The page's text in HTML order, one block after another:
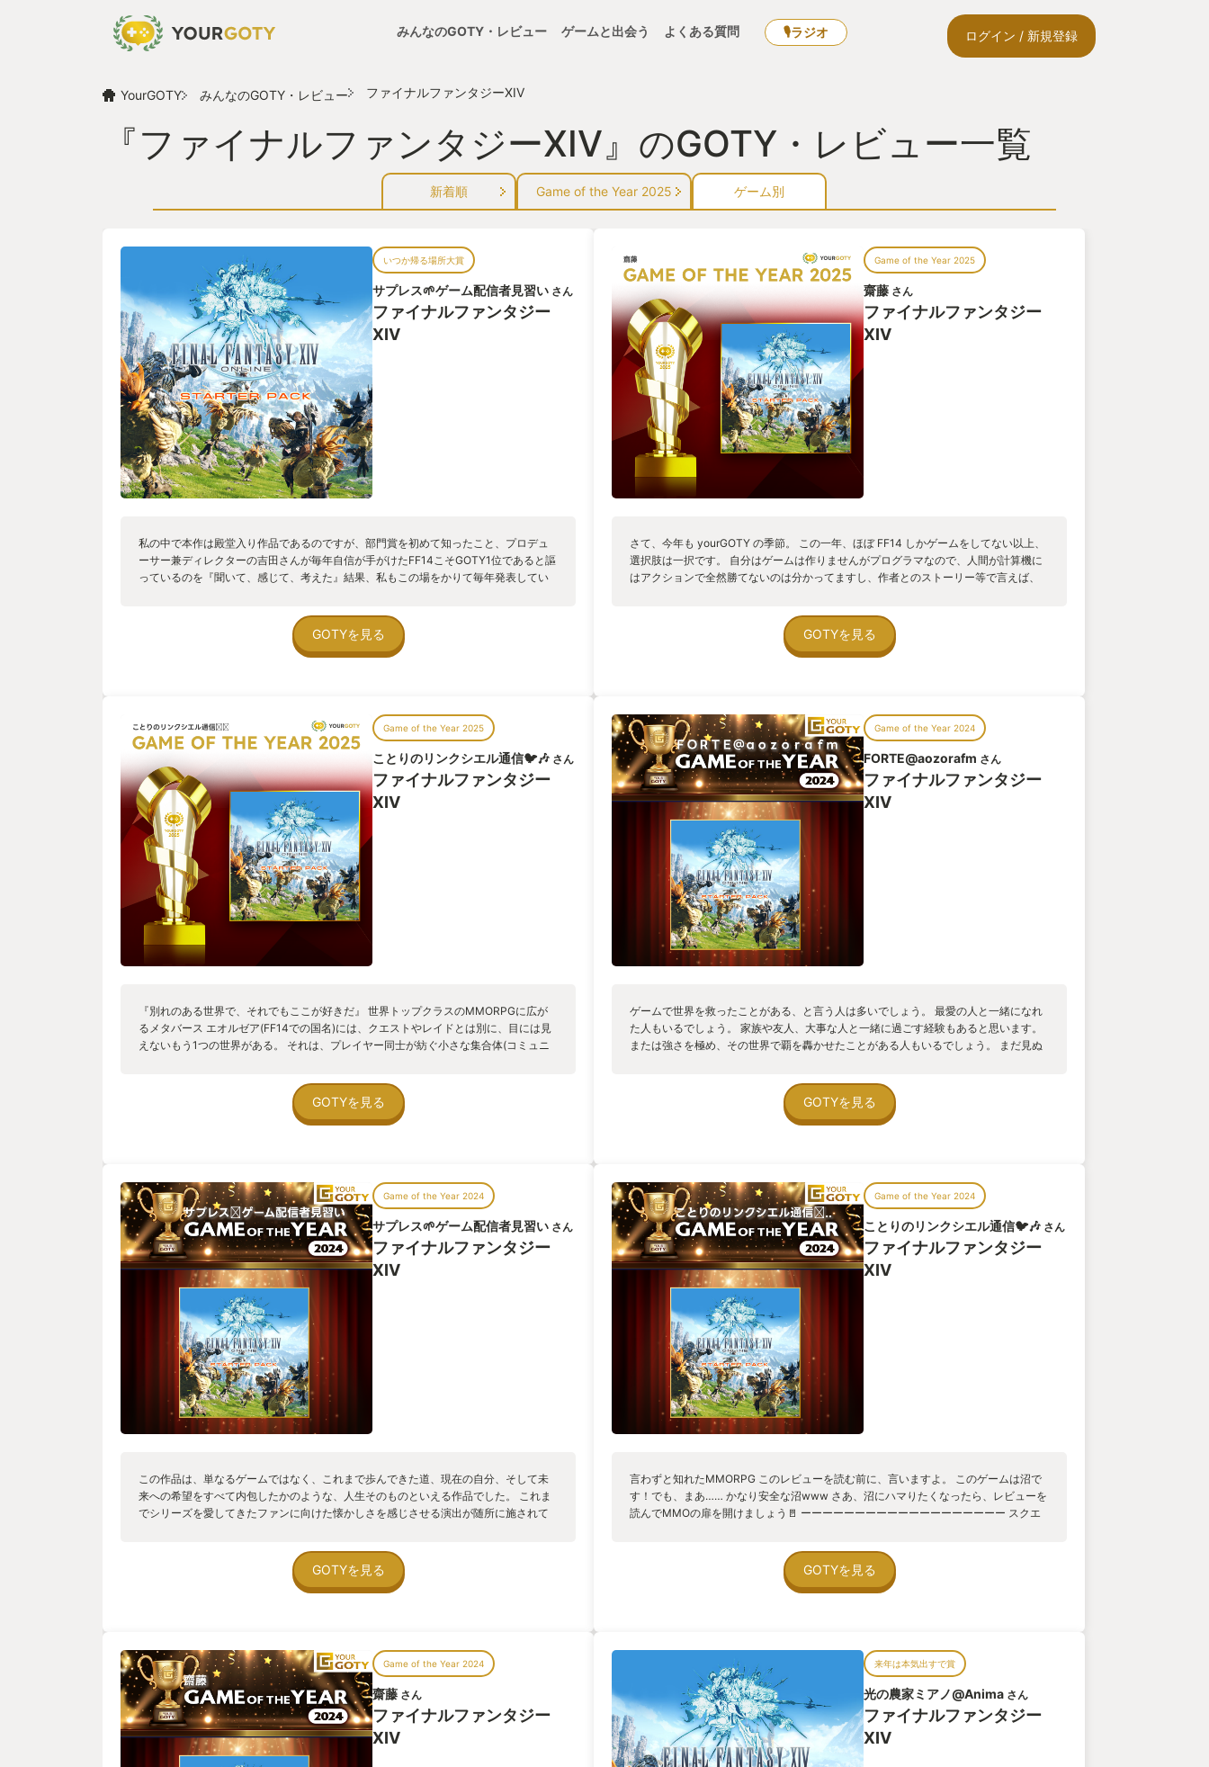
みんなのGOTY・レビュー ゲームと出会う よくある質問 🎙ラジオ ログイン / 新規登録
YourGOTY みんなのGOTY・レビュー ファイナルファンタジーXIV
『ファイナルファンタジーXIV』のGOTY・レビュー一覧
新着順 Game of the Year 2025 ゲーム別
いつか帰る場所大賞
サプレス🌱ゲーム配信者見習い さん
ファイナルファンタジー
XIV
私の中で本作は殿堂入り作品であるのですが、部門賞を初めて知ったこと、プロデュ
ーサー兼ディレクターの吉田さんが毎年自信が手がけたFF14こそGOTY1位であると謳
っているのを『聞いて、感じて、考えた』結果、私もこの場をかりて毎年発表してい
GOTYを見る
Game of the Year 2025
齋藤 さん
ファイナルファンタジー
XIV
さて、今年も yourGOTY の季節。 この一年、ほぼ FF14 しかゲームをしてない以上、
選択肢は一択です。 自分はゲームは作りませんがプログラマなので、人間が計算機に
はアクションで全然勝てないのは分かってますし、作者とのストーリー等で言えば、
そして、今年も FF14 を超える MMO には遭遇せず、そのまま月謝を払っているとい
う状態です。 とにかく10年分のコンテンツがあり、そこでストーリーを楽しみ（開発
に回している場が、このゲームの一番の核と思ってます。 これ、簡単そうに見えます
が、実はとても難しいバランスで成しえており、運営の長年の知恵と工夫が最近よう
やく垣間見える様になり、そこも楽しめます。 まだまだジョブのカンストが2/3程度な
ので、恐らく来年もここには FF14 のレビューを書きます。FF14 を急に超える MMO
が出て来るとは思えず... ではまた来年！
GOTYを見る
Game of the Year 2025
ことりのリンクシエル通信🐦🎶 さん
ファイナルファンタジー
XIV
『別れのある世界で、それでもここが好きだ』 世界トップクラスのMMORPGに広が
るメタバース エオルゼア(FF14での国名)には、クエストやレイドとは別に、目には見
えないもう1つの世界がある。 それは、プレイヤー同士が紡ぐ小さな集合体(コミュニ
理由を聞けないまま、最後の「またね」が永遠になることもある。 その喪失感は、現
実のそれと何も変わらない。 むしろ、もう1人の私が生きている世界だからこそ、胸に
この世界では、私が私でいられる。 エオルゼアで過ごした時間は、ただのゲームの記
録じゃない。 ログイン画面を見る度、胸の奥が少しだけ温かくなる。ここは何時でも
帰ってきたいと思える場所だ。 だから今日も、私はここにいる。 そして過ぎ去った
日々を胸に抱きながら 冒険はどこまでだって続いていく
GOTYを見る
Game of the Year 2024
FORTE@aozorafm さん
ファイナルファンタジー
XIV
ゲームで世界を救ったことがある、と言う人は多いでしょう。 最愛の人と一緒になれ
た人もいるでしょう。 家族や友人、大事な人と一緒に過ごす経験もあると思います。
または強さを極め、その世界で覇を轟かせたことがある人もいるでしょう。 まだ見ぬ
FANTASY XIVには少なくとも人を1人救う、幻想(ファンタジー)と現実(リアル)両方の
魅力があるのです。 まずは、ファンタジーの魅力について紹介したいと思います。 そ
ます。 それは最初にリリースされたFF14(根性版)はお世辞にもFFナンバリングタイト
ルとしては、FFらしさがカケラもないゲームとなっていました。 チョコボは「馬鳥」
であり、最初時はナイトや竜騎士などのジョブも存在しませんでした(のちのバージョ
ンアップで実装) そんなFF14がいまやクリスタルを中心に置いたストーリー、召喚獣
(蛮神)、剣と魔法の中世ファンタジー、はるか古代にあった今より優れた魔法や機械の
超文明、飛空挺、ジョブ・アビリティ、(MMOにしては)美麗なグラフィックなどFFら
しさ全開となっています。 FFファンならずとも、ファンタジーってこういうもの、フ
ァンタジーといえばこう、という王道となっていると思います。 そこにはとっつきに
くい造語のオンパレードや、よく分からない複雑な世界設定などはありません。 老若
男女を問わず、FFを知っている・知らないを問わず、ファンタジーに詳しいかどうか
も問わず、入りやすい魅力的な世界観だと思います。 次に現実の魅力について紹介し
ます。ゲームにとって現実的な魅力が存在するのか、また必要なのかと言う話もある
かもしれません。 ゲームというコンテンツはエンタメであり、人の手によって生み出
されます。この生み出された過程、そして生まれてからの生き様にプレイヤー(光の戦
士=ヒカセン)を惹きつけてやまない魅力があります。エンタメであるゲームの開発・
運営・コミュニティがエンタメでもあるのです。 初回リリース時の根性版はFFらしさ
むしろ失敗だった、と言ってしまっても過言ではないかもしれません。それくらい完
成度が低い状態だったのです。つまり、プロジェクトとしては失敗している状態でし
た。 まさにその頃、私も仕事では失敗プロジェクト続きで残業に次ぐ残業、休出続き
の作り直し、新生版の開発。 プロジェクトを失敗したままで終わらせない、FFという
フランチャイズ、ファンタジーへの期待にもう一度応えるための英断。 その結果はす
でに出ています。 十年を超える長期シリーズとなり、freee to play(基本無料)が当たり
は仕事において失意のどん底にいた私に、上手くいくプロジェクトもあるんだ！プロ
ジェクトを成功させるために僕にもできることがあるんだ！と希望を持たせるのは十
分すぎる出来事でした。 そこからゲームでもリアルでも私は冒険を続けています。続
けられています。 そう、このゲームはネトゲであるとか、MMOであるとか、FAINAL
FANTASYであるとか以前に、一介の冒険者が(ヒカセン自身も)見知らぬ場所を冒険し
続けるゲームなのです。 最後にこのゲームでもっとも好きなセリフを紹介します。
「冒険は どこまでだって続いていくー」 今年Version7となる拡張パッケージがリリー
GOTYを見る
Game of the Year 2024
サプレス🌱ゲーム配信者見習い さん
ファイナルファンタジー
XIV
この作品は、単なるゲームではなく、これまで歩んできた道、現在の自分、そして未
来への希望をすべて内包したかのような、人生そのものといえる作品でした。 これま
でシリーズを愛してきたファンに向けた懐かしさを感じさせる演出が随所に施されて
きるのが感動的でした。 「これまでの集大成」と「これからの幕開け」が見事に融合
したこの作品は、すべてのゲーマーに体験してほしい最高の一本です！
GOTYを見る
Game of the Year 2024
ことりのリンクシエル通信🐦🎶 さん
ファイナルファンタジー
XIV
言わずと知れたMMORPG このレビューを読む前に、言いますよ。 このゲームは沼で
す！でも、まあ…… かなり安全な沼www さあ、沼にハマりたくなったら、レビューを
読んでMMOの扉を開けましょう🚪 ーーーーーーーーーーーーーーーーーーー スクエ
分の家になることです。ゲームを離れてる人も、やはり戻ってきてくれるのは、実家
を離れてもたまに帰省する感じと似ています🏡 ストーリーの壮大さは群を抜いてます
雀も？！ ソロでも遊べるし、48人？もっとでも？同じコンテンツで遊べます！ キャラ
クリは楽しいし、お気に入りの装備でSSとってSNSに上げるだけの人も山のようにい
ますw それに、ゲームを楽しんだ後は、「ことりのリンクシェル通信」というFF14専
門のpodcastでも楽しめますよー🐦⸒⸒🐦⸒⸒🐦⸒⸒ これが言いたかっただけw では、では、
エオルゼアで待ってます ╰(*´︶`*)♡
GOTYを見る
Game of the Year 2024
齋藤 さん
ファイナルファンタジー
XIV
来年は本気出すで賞
光の農家ミアノ@Anima さん
ファイナルファンタジー
XIV